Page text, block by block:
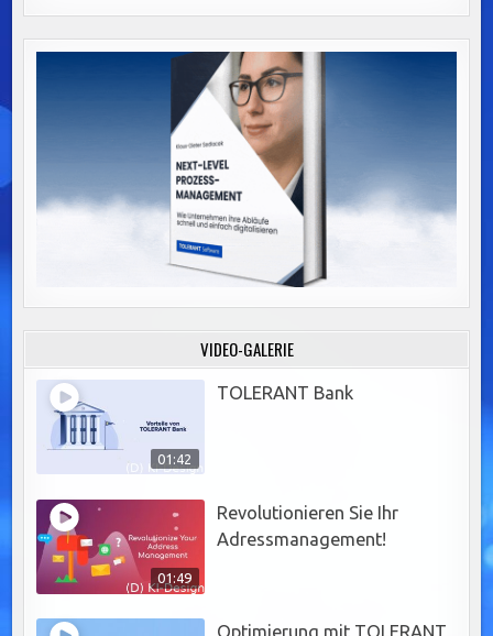
VIDEO-GALERIE
01:42
TOLERANT Bank
01:49
Revolutionieren Sie Ihr
Adressmanagement!
Optimierung mit TOLERANT